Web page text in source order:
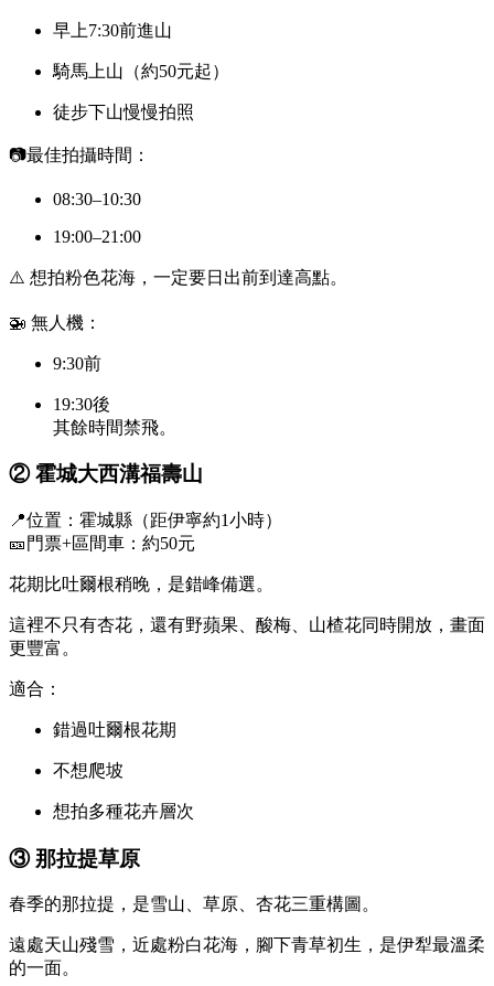
早上7:30前進山
騎馬上山（約50元起）
徒步下山慢慢拍照
📷最佳拍攝時間：
08:30–10:30
19:00–21:00
⚠️ 想拍粉色花海，一定要日出前到達高點。
🚁 無人機：
9:30前
19:30後
其餘時間禁飛。
②霍城大西溝福壽山
📍位置：霍城縣（距伊寧約1小時）
🎫門票+區間車：約50元
花期比吐爾根稍晚，是錯峰備選。
這裡不只有杏花，還有野蘋果、酸梅、山楂花同時開放，畫面
更豐富。
適合：
錯過吐爾根花期
不想爬坡
想拍多種花卉層次
③那拉提草原
春季的那拉提，是雪山、草原、杏花三重構圖。
遠處天山殘雪，近處粉白花海，腳下青草初生，是伊犁最溫柔
的一面。